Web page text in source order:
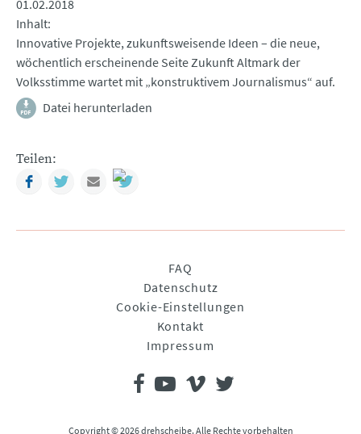
01.02.2018
Inhalt
Innovative Projekte, zukunftsweisende Ideen – die neue,
wöchentlich erscheinende Seite Zukunft Altmark der
Volksstimme wartet mit „konstruktivem Journalismus“ auf.
Datei herunterladen
Teilen:
FacebookTwitterMail
FAQ
Datenschutz
Cookie-Einstellungen
Kontakt
Impressum
Copyright © 2026 drehscheibe. Alle Rechte vorbehalten